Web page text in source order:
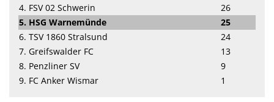
4. FSV 02 Schwerin
26
5. HSG Warnemünde
25
6. TSV 1860 Stralsund
24
7. Greifswalder FC
13
8. Penzliner SV
9
9. FC Anker Wismar
1